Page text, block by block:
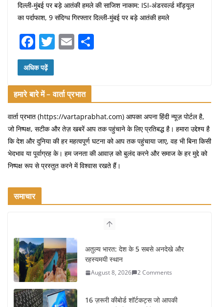
दिल्ली-मुंबई पर बड़े आतंकी हमले की साजिश नाकाम: ISI-अंडरवर्ल्ड मॉड्यूल
का पर्दाफाश, 9 संदिग्ध गिरफ्तार दिल्ली-मुंबई पर बड़े आतंकी हमले
F
a
c
e
b
o
o
k
T
er
E
l
अधिक पढ़ें
हमारे बारे में – वार्ता प्रभात
वार्ता प्रभात (https://vartaprabhat.com) आपका अपना हिंदी न्यूज़ पोर्टल है,
जो निष्पक्ष, सटीक और तेज़ खबरें आप तक पहुंचाने के लिए प्रतिबद्ध है। हमारा उद्देश्य है
कि देश और दुनिया की हर महत्वपूर्ण घटना को आप तक पहुंचाया जाए, वह भी बिना किसी
भेदभाव या पूर्वाग्रह के। हम जनता की आवाज़ को बुलंद करने और समाज के हर मुद्दे को
निष्पक्ष रूप से प्रस्तुत करने में विश्वास रखते हैं।
समाचार
अतुल्य भारत: देश के 5 सबसे अनदेखे और
रहस्यमयी स्थान
August 8, 2026 2 Comments
16 ज़रूरी कीबोर्ड शॉर्टकट्स जो आपकी